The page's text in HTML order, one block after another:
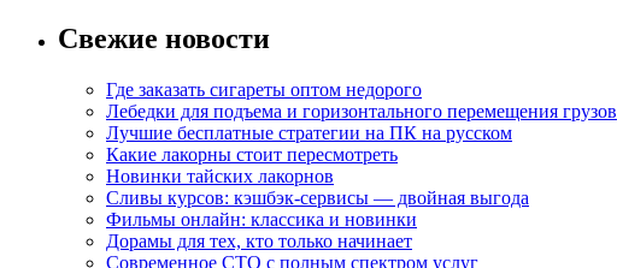
Свежие новости
Где заказать сигареты оптом недорого
Лебедки для подъема и горизонтального перемещения грузов
Лучшие бесплатные стратегии на ПК на русском
Какие лакорны стоит пересмотреть
Новинки тайских лакорнов
Сливы курсов: кэшбэк-сервисы — двойная выгода
Фильмы онлайн: классика и новинки
Дорамы для тех, кто только начинает
Современное СТО с полным спектром услуг